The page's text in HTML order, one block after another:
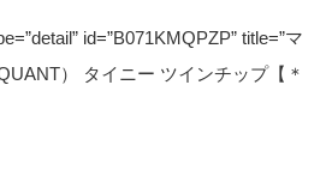
id=”B071KMQPZP” title=”マ
） タイニー ツインチップ【＊